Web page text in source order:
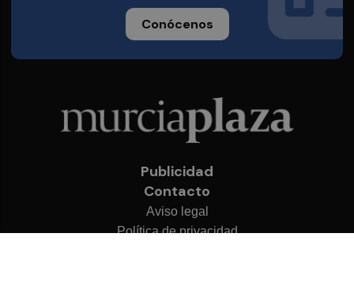
Conócenos
Publicidad
Contacto
Aviso legal
Política de privacidad